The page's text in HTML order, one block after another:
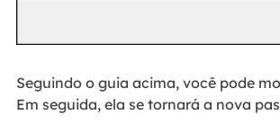
Seguindo o guia acima, você pode
Em seguida, ela se tornará a nova